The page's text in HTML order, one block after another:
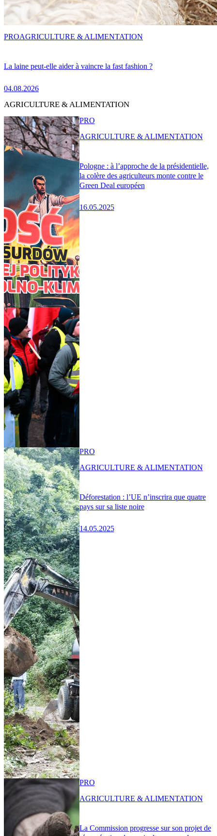
La laine peut-elle aider à vaincre la fast fashion ?
04.08.2026
PROAGRICULTURE & ALIMENTATION
AGRICULTURE & ALIMENTATION
Pologne : à l’approche de la présidentielle,
la colère des agriculteurs monte contre le
Green Deal européen
16.05.2025
PRO
AGRICULTURE & ALIMENTATION
Déforestation : l’UE n’inscrira que quatre
pays sur sa liste noire
14.05.2025
PRO
AGRICULTURE & ALIMENTATION
La Commission progresse sur son projet de
PRO
AGRICULTURE & ALIMENTATION